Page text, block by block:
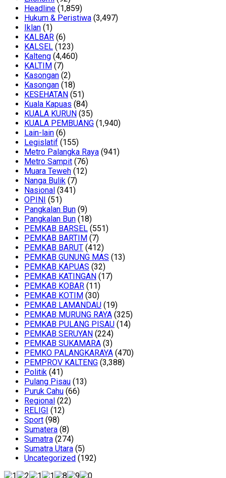
Headline (1,859)
Hukum & Peristiwa (3,497)
Iklan (1)
KALBAR (6)
KALSEL (123)
Kalteng (4,460)
KALTIM (7)
Kasongan (2)
Kasongan (18)
KESEHATAN (51)
Kuala Kapuas (84)
KUALA KURUN (35)
KUALA PEMBUANG (1,940)
Lain-lain (6)
Legislatif (155)
Metro Palangka Raya (941)
Metro Sampit (76)
Muara Teweh (12)
Nanga Bulik (7)
Nasional (341)
OPINI (51)
Pangkalan Bun (9)
Pangkalan Bun (18)
PEMKAB BARSEL (551)
PEMKAB BARTIM (7)
PEMKAB BARUT (412)
PEMKAB GUNUNG MAS (13)
PEMKAB KAPUAS (32)
PEMKAB KATINGAN (17)
PEMKAB KOBAR (11)
PEMKAB KOTIM (30)
PEMKAB LAMANDAU (19)
PEMKAB MURUNG RAYA (325)
PEMKAB PULANG PISAU (14)
PEMKAB SERUYAN (224)
PEMKAB SUKAMARA (3)
PEMKO PALANGKARAYA (470)
PEMPROV KALTENG (3,388)
Politik (41)
Pulang Pisau (13)
Puruk Cahu (66)
Regional (22)
RELIGI (12)
Sport (98)
Sumatera (8)
Sumatra (274)
Sumatra Utara (5)
Uncategorized (192)